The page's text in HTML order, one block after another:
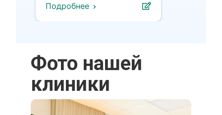
Подробнее
Фото нашей
клиники